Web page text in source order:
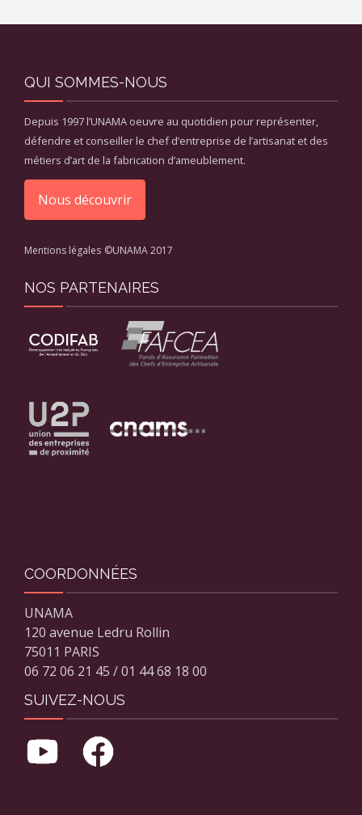
QUI SOMMES-NOUS
Depuis 1997 l’UNAMA oeuvre au quotidien pour représenter,
défendre et conseiller le chef d’entreprise de l’artisanat et des
métiers d’art de la fabrication d’ameublement.
Nous découvrir
Mentions légales ©UNAMA 2017
NOS PARTENAIRES
COORDONNÉES
UNAMA
120 avenue Ledru Rollin
75011 PARIS
06 72 06 21 45 / 01 44 68 18 00
SUIVEZ-NOUS